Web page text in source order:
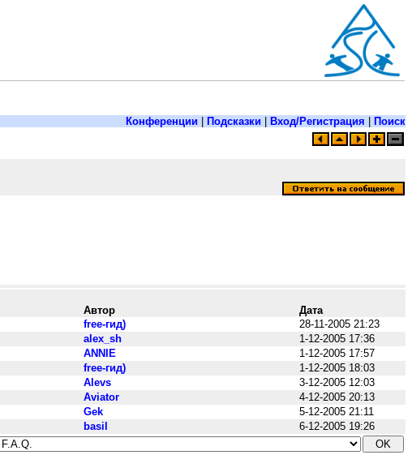
Конференции Подсказки Вход/Регистрация
Поиск
Автор
Дата
free-гид)
28-11-2005 21:23
alex_sh
1-12-2005 17:36
ANNIE
1-12-2005 17:57
free-гид)
1-12-2005 18:03
Alevs
3-12-2005 12:03
Aviator
4-12-2005 20:13
Gek
5-12-2005 21:11
basil
6-12-2005 19:26